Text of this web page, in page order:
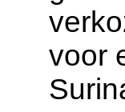
voor